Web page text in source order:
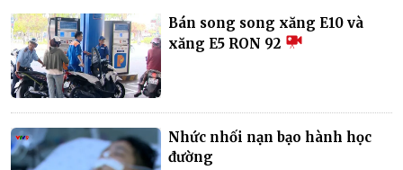
Bán song song xăng E10 và
xăng E5 RON 92
Nhức nhối nạn bạo hành học
đường